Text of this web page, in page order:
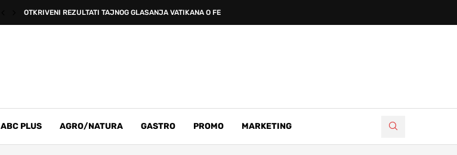
OTKRIVENI REZULTATI TAJNOG GLASANJA VATIKANA O FENOMENU MEĐUGORJA
ABC PLUS AGRO/NATURA GASTRO PROMO MARKETING